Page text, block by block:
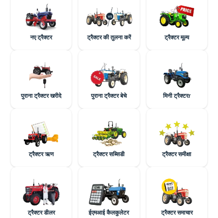
नए ट्रैक्टर ट्रैक्टर की तुलना करें ट्रैक्टर मूल्य
पुराना ट्रैक्टर खरीदे पुराना ट्रैक्टर बेचे मिनी ट्रैक्टरr
ट्रैक्टर ऋण ट्रैक्टर सब्सिडी ट्रैक्टर समीक्षा
ट्रैक्टर डीलर ईएमआई कैलकुलेटर ट्रैक्टर समाचार